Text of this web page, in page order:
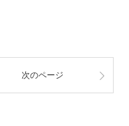
次のページ